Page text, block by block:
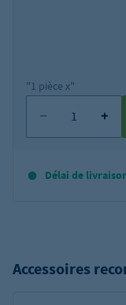
"1 pièce x"
Délai de
Accessoires